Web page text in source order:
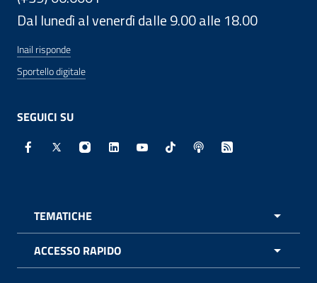
Dal lunedì al venerdì dalle 9.00 alle 18.00
Inail risponde
Sportello digitale
SEGUICI SU
Facebook - Sito esterno - Apertura in nuova finestra
X - Sito esterno - Apertura in nuova finestra
Instagram - Sito esterno - Apertura in
Linkedin - Sito esterno - Apertura in
Youtube - Sito esterno -
TikTok - Sito esterno -
Spreaker - Sito
Feed RSS -
TEMATICHE
ACCESSO RAPIDO